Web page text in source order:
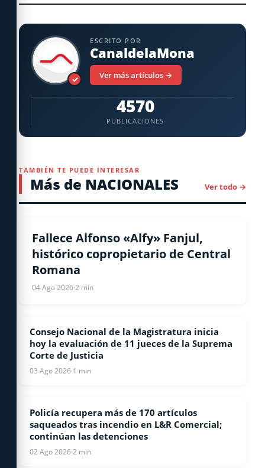
✓
ESCRITO POR
CanaldelaMona
Ver más artículos →
4570
PUBLICACIONES
TAMBIÉN TE PUEDE INTERESAR
Más de NACIONALES Ver todo →
NACIONALES
Fallece Alfonso «Alfy» Fanjul,
histórico copropietario de Central
Romana
04 Ago 2026·2 min
NACIONALES
Consejo Nacional de la Magistratura inicia
hoy la evaluación de 11 jueces de la Suprema
Corte de Justicia
03 Ago 2026·1 min
NACIONALES
Policía recupera más de 170 artículos
saqueados tras incendio en L&R Comercial;
continúan las detenciones
02 Ago 2026·2 min